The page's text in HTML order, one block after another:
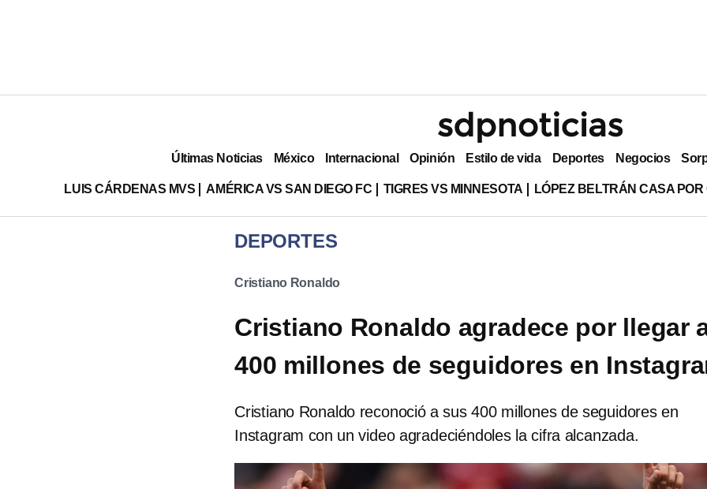
Últimas Noticias México Internacional Opinión Estilo de vida Deportes Negocios
LUIS CÁRDENAS MVS AMÉRICA VS SAN DIEGO FC TIGRES VS MINNESOTA LÓPEZ BELTRÁN CASA
DEPORTES
Cristiano Ronaldo
Cristiano Ronaldo agradece por llegar
400 millones de seguidores en
Cristiano Ronaldo reconoció a sus 400 millones de seguidores en
Instagram con un video agradeciéndoles la cifra alcanzada.